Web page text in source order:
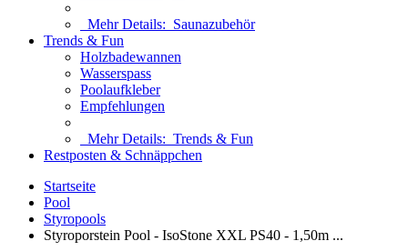
Mehr Details: Saunazubehör
Trends & Fun
Holzbadewannen
Wasserspass
Poolaufkleber
Empfehlungen
Mehr Details: Trends & Fun
Restposten & Schnäppchen
Startseite
Pool
Styropools
Styroporstein Pool - IsoStone XXL PS40 - 1,50m ...